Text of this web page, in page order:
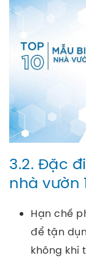
3.2. Đặc
nhà vườn
Hạn chế
để tận
không khí